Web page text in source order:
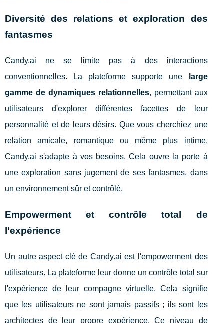
Diversité des relations et exploration des
fantasmes
Candy.ai ne se limite pas à des interactions
conventionnelles. La plateforme supporte une
large
gamme de dynamiques relationnelles, permettant aux
utilisateurs d'explorer différentes facettes de leur
personnalité et de leurs désirs. Que vous cherchiez une
relation amicale, romantique ou même plus intime,
Candy.ai s'adapte à vos besoins. Cela ouvre la porte à
une exploration sans jugement de ses fantasmes, dans
un environnement sûr et contrôlé.
Empowerment et contrôle total de
l'expérience
Un autre aspect clé de Candy.ai est l'empowerment des
utilisateurs. La plateforme leur donne un contrôle total sur
l'expérience de leur compagne virtuelle. Cela signifie
que les utilisateurs ne sont jamais passifs ; ils sont les
architectes de leur propre expérience. Ce niveau de